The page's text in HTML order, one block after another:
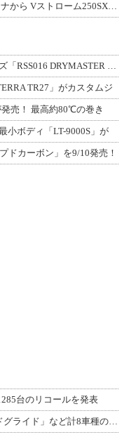
ゲル素材入りで快適＆足つき向上！ デイトナから Vストローム250SX用「快適ロ
アールエスタイチの新ライディングシューズ「RSS016 DRYMASTER スト
TR27」がカスタムジ
発売！ 最高約80℃の巻き
小ボディ「LT-9000S」が
ドカーボン」を9/10発売！
台のリコールを発表
【ハーレー】「スポーツスターS」「ロードグライド」など計8車種のリコールを発表